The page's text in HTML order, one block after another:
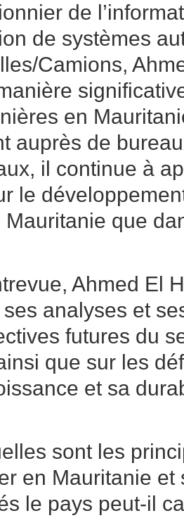
de
de systèmes
Camions,
en
auprès de
il continue à
le
Mauritanie que
Ahmed El
analyses et
futures du
que sur les
et sa
sont les
en Mauritanie et
le pays peut-il